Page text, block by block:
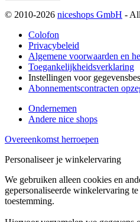
© 2010-2026 niceshops GmbH -
Colofon
Privacybeleid
Algemene voorwaarden en
Toegankelijkheidsverklaring
Instellingen voor
Abonnementscontracten
Ondernemen
Andere nice shops
Overeenkomst herroepen
Personaliseer je winkelervaring
We gebruiken alleen cookies en
gepersonaliseerde winkelervaring
toestemming.